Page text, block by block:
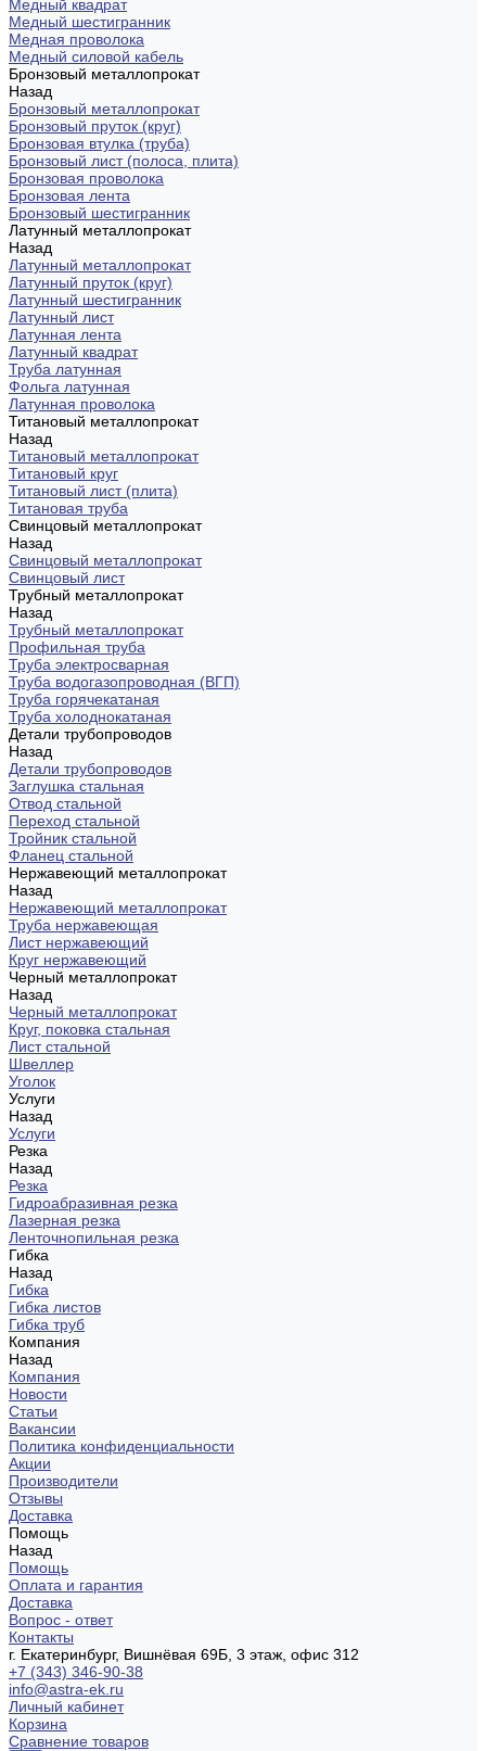
Медный квадрат
Медный шестигранник
Медная проволока
Медный силовой кабель
Бронзовый металлопрокат
Назад
Бронзовый металлопрокат
Бронзовый пруток (круг)
Бронзовая втулка (труба)
Бронзовый лист (полоса, плита)
Бронзовая проволока
Бронзовая лента
Бронзовый шестигранник
Латунный металлопрокат
Назад
Латунный металлопрокат
Латунный пруток (круг)
Латунный шестигранник
Латунный лист
Латунная лента
Латунный квадрат
Труба латунная
Фольга латунная
Латунная проволока
Титановый металлопрокат
Назад
Титановый металлопрокат
Титановый круг
Титановый лист (плита)
Титановая труба
Свинцовый металлопрокат
Назад
Свинцовый металлопрокат
Свинцовый лист
Трубный металлопрокат
Назад
Трубный металлопрокат
Профильная труба
Труба электросварная
Труба водогазопроводная (ВГП)
Труба горячекатаная
Труба холоднокатаная
Детали трубопроводов
Назад
Детали трубопроводов
Заглушка стальная
Отвод стальной
Переход стальной
Тройник стальной
Фланец стальной
Нержавеющий металлопрокат
Назад
Нержавеющий металлопрокат
Труба нержавеющая
Лист нержавеющий
Круг нержавеющий
Черный металлопрокат
Назад
Черный металлопрокат
Круг, поковка стальная
Лист стальной
Швеллер
Уголок
Услуги
Назад
Услуги
Резка
Назад
Резка
Гидроабразивная резка
Лазерная резка
Ленточнопильная резка
Гибка
Назад
Гибка
Гибка листов
Гибка труб
Компания
Назад
Компания
Новости
Статьи
Вакансии
Политика конфиденциальности
Акции
Производители
Отзывы
Доставка
Помощь
Назад
Помощь
Оплата и гарантия
Доставка
Вопрос - ответ
Контакты
г. Екатеринбург, Вишнёвая 69Б, 3 этаж, офис 312
+7 (343) 346-90-38
info@astra-ek.ru
Личный кабинет
Корзина
Сравнение товаров